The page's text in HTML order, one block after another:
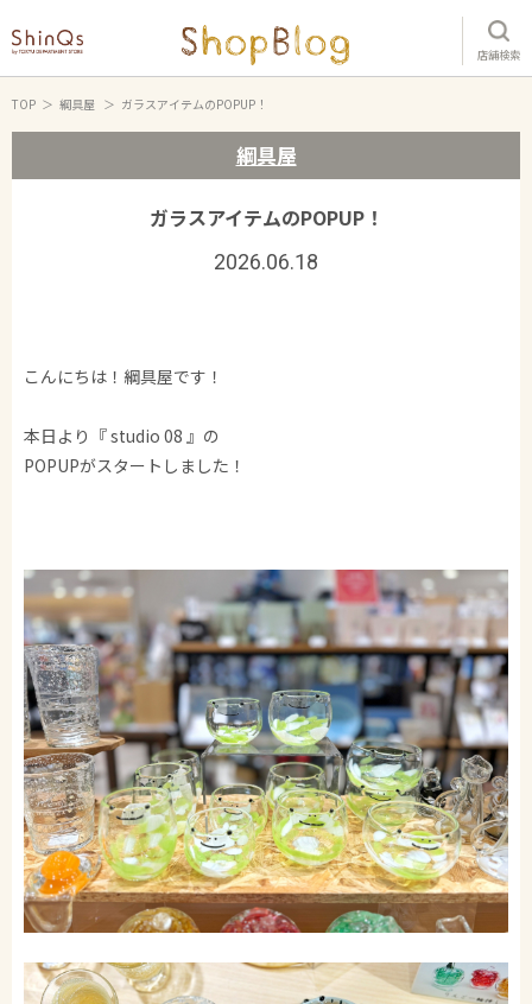
店舗検索
TOP 綱具屋 ガラスアイテムのPOPUP！
綱具屋
ガラスアイテムのPOPUP！
2026.06.18
こんにちは！綱具屋です！
本日より『 studio 08 』の
POPUPがスタートしました！